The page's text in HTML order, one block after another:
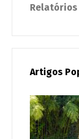
Relatórios
Artigos